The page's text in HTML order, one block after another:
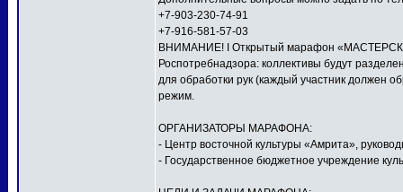
+7-903-230-74-91
+7-916-581-57-03
ВНИМАНИЕ! I Открытый марафон
Роспотребнадзора: коллективы будут
для обработки рук (каждый участник должен
режим.
ОРГАНИЗАТОРЫ МАРАФОНА:
- Центр восточной культуры «Амрита»,
- Государственное бюджетное учреждение